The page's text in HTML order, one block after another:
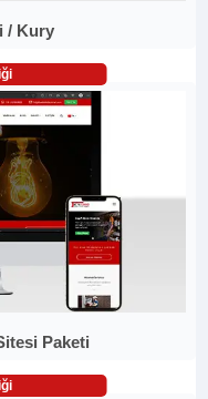
/ Kury
Paketi